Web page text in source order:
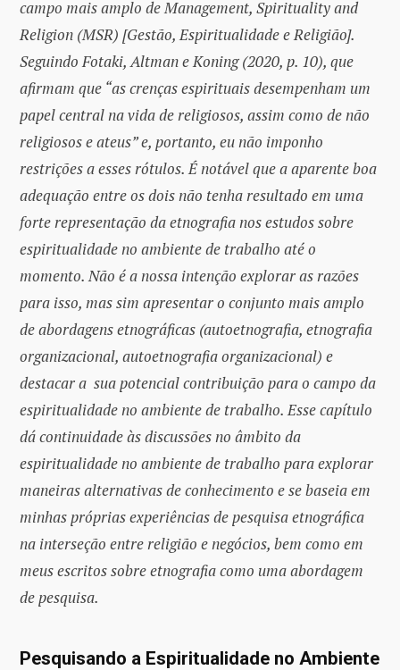
campo mais amplo de Management, Spirituality and
Religion (MSR) [Gestão, Espiritualidade e Religião].
Seguindo Fotaki, Altman e Koning (2020, p. 10), que
afirmam que “as crenças espirituais desempenham um
papel central na vida de religiosos, assim como de não
religiosos e ateus” e, portanto, eu não imponho
restrições a esses rótulos. É notável que a aparente boa
adequação entre os dois não tenha resultado em uma
forte representação da etnografia nos estudos sobre
espiritualidade no ambiente de trabalho até o
momento. Não é a nossa intenção explorar as razões
para isso, mas sim apresentar o conjunto mais amplo
de abordagens etnográficas (autoetnografia, etnografia
organizacional, autoetnografia organizacional) e
destacar a sua potencial contribuição para o campo da
espiritualidade no ambiente de trabalho. Esse capítulo
dá continuidade às discussões no âmbito da
espiritualidade no ambiente de trabalho para explorar
maneiras alternativas de conhecimento e se baseia em
minhas próprias experiências de pesquisa etnográfica
na interseção entre religião e negócios, bem como em
meus escritos sobre etnografia como uma abordagem
de pesquisa.
Pesquisando a Espiritualidade no Ambiente